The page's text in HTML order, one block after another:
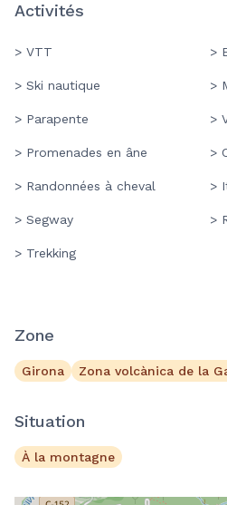
Activités
> VTT >
> Ski nautique >
> Parapente >
> Promenades en âne >
> Randonnées à cheval >
> Segway >
> Trekking
Zone
Girona Zona volcànica de la
Situation
À la montagne